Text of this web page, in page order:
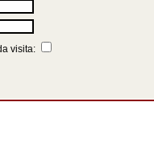
visita: